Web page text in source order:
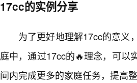
17cc的实例分享
为了更好地理解17cc的意义
庭中，通过17cc的🔥理念，可以
间内完成更多的家庭任务，提高